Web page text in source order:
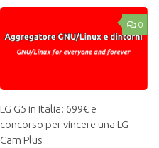
0
LG G5 in Italia: 699€ e
concorso per vincere una LG
Cam Plus